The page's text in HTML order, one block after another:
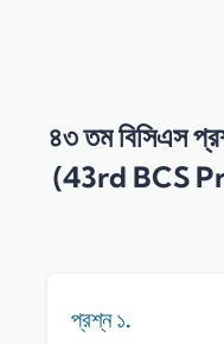
৪৩ তম বিসিএস
(43rd BCS
প্রশ্ন ১.